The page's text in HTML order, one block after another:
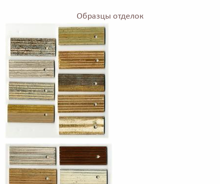
Образцы отделок